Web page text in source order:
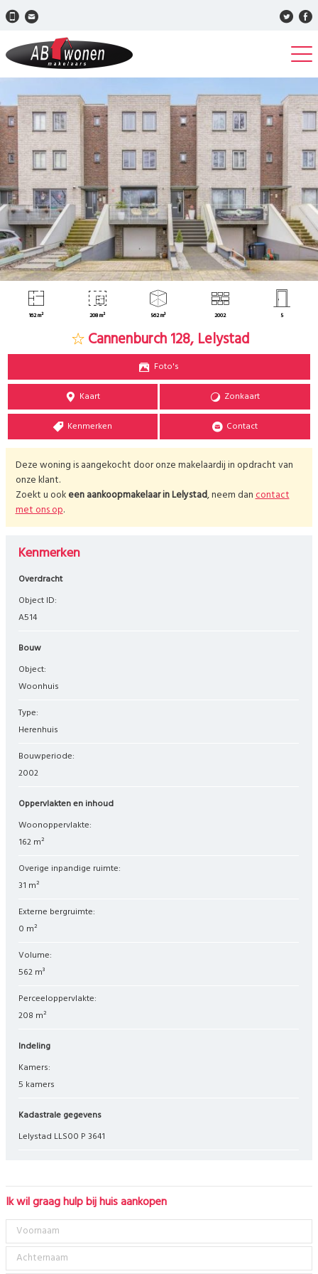
162 m² 208 m² 562 m³ 2002 5
Cannenburch 128, Lelystad
Foto's
Kaart Zonkaart
Kenmerken Contact
Deze woning is aangekocht door onze makelaardij in opdracht van
onze klant.
Zoekt u ookeen aankoopmakelaar inLelystad, neem dancontact
met ons op.
Kenmerken
Overdracht
Object ID:
A514
Bouw
Object:
woonhuis
Type:
herenhuis
Bouwperiode:
2002
Oppervlakten en inhoud
Woonoppervlakte:
162 m²
Overige inpandige ruimte:
31 m²
Externe bergruimte:
0 m²
Volume:
562 m³
Perceeloppervlakte:
208 m²
Indeling
Kamers:
5 kamers
Kadastrale gegevens
Lelystad LLS00 P 3641
Ik wil graag hulp bij huis aankopen